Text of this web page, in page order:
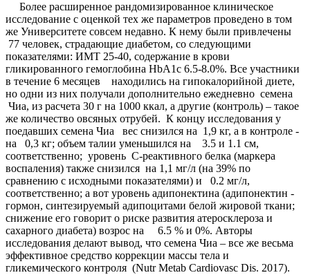
Более расширенное рандомизированное клиническое
исследование с оценкой тех же параметров проведено в том
же Университете совсем недавно. К нему были привлечены
77 человек, страдающие диабетом, со следующими
показателями: ИМТ 25-40, содержание в крови
гликированного гемоглобина HbA1c 6.5-8.0%. Все участники
в течение 6 месяцев находились на гипокалорийной диете,
но одни из них получали дополнительно ежедневно семена
Чиа, из расчета 30 г на 1000 ккал, а другие (контроль) – такое
же количество овсяных отрубей. К концу исследования у
поедавших семена Чиа вес снизился на 1,9 кг, а в контроле -
на 0,3 кг; объем талии уменьшился на 3.5 и 1.1 см,
соответственно; уровень С-реактивного белка (маркера
воспаления) также снизился на 1,1 мг/л (на 39% по
сравнению с исходными показателями) и 0.2 мг/л,
соответственно; а вот уровень адипонектина (адипонектин -
гормон, синтезируемый адипоцитами белой жировой ткани;
снижение его говорит о риске развития атеросклероза и
сахарного диабета) возрос на 6.5 % и 0%. Авторы
исследования делают вывод, что семена Чиа – все же весьма
эффективное средство коррекции массы тела и
гликемического контроля (Nutr Metab Cardiovasc Dis. 2017).